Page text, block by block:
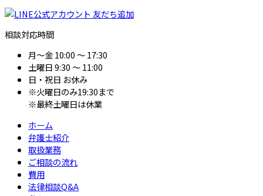
相談対応時間
月～金10:00 ～ 17:30
土曜日9:30 ～ 11:00
日・祝日 お休み
※火曜日のみ19:30まで
※最終土曜日は休業
ホーム
弁護士紹介
取扱業務
ご相談の流れ
費用
法律相談Q&A